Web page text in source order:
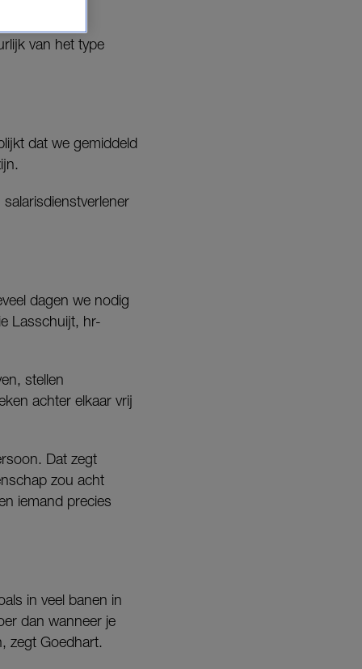
van het type
dat we gemiddeld
dagen we nodig
Lasschuijt, hr-
stellen
achter elkaar vrij
Dat zegt
zou acht
iemand precies
in veel banen in
dan wanneer je
zegt Goedhart.